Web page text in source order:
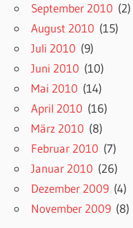
September 2010 (2)
August 2010 (15)
Juli 2010 (9)
Juni 2010 (10)
Mai 2010 (14)
April 2010 (16)
März 2010 (8)
Februar 2010 (7)
Januar 2010 (26)
Dezember 2009 (4)
November 2009 (8)